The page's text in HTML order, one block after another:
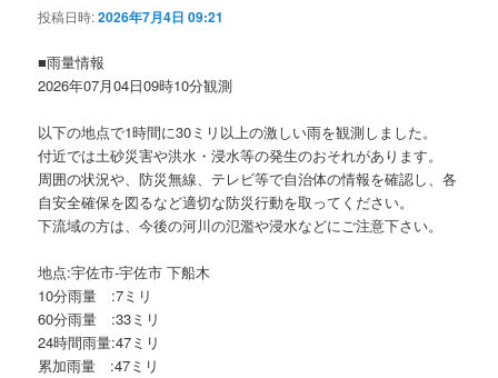
ョ
投稿日時:2026年7月4日 09:21
■雨量情報
2026年07月04日09時10分観測
以下の地点で1時間に30ミリ以上の激しい雨を観測しました。
付近では土砂災害や洪水・浸水等の発生のおそれがあります。
周囲の状況や、防災無線、テレビ等で自治体の情報を確認し、各
自安全確保を図るなど適切な防災行動を取ってください。
下流域の方は、今後の河川の氾濫や浸水などにご注意下さい。
地点:宇佐市-宇佐市 下船木
10分雨量 :7ミリ
60分雨量 :33ミリ
24時間雨量:47ミリ
累加雨量 :47ミリ